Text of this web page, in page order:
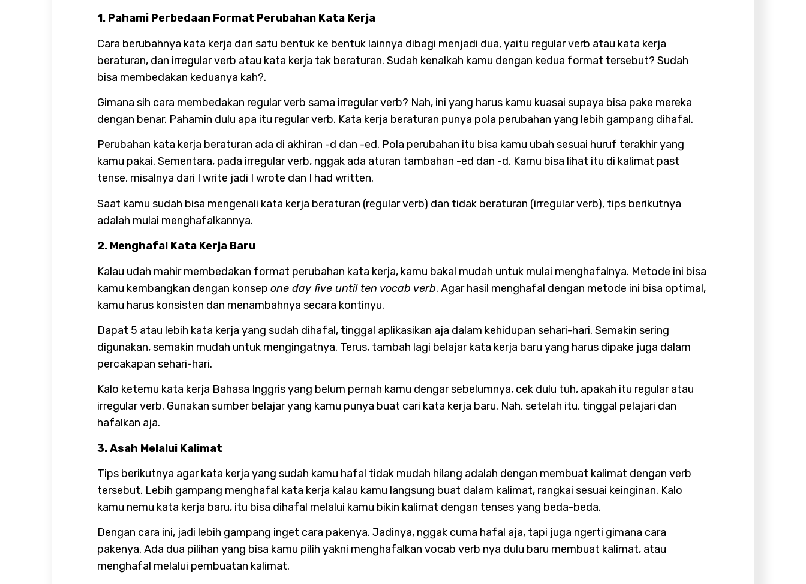
1. Pahami Perbedaan Format Perubahan Kata Kerja
Cara berubahnya kata kerja dari satu bentuk ke bentuk lainnya dibagi menjadi dua, yaitu regular verb atau kata kerja
beraturan, dan irregular verb atau kata kerja tak beraturan. Sudah kenalkah kamu dengan kedua format tersebut? Sudah
bisa membedakan keduanya kah?.
Gimana sih cara membedakan regular verb sama irregular verb? Nah, ini yang harus kamu kuasai supaya bisa pake mereka
dengan benar. Pahamin dulu apa itu regular verb. Kata kerja beraturan punya pola perubahan yang lebih gampang dihafal.
Perubahan kata kerja beraturan ada di akhiran -d dan -ed. Pola perubahan itu bisa kamu ubah sesuai huruf terakhir yang
kamu pakai. Sementara, pada irregular verb, nggak ada aturan tambahan -ed dan -d. Kamu bisa lihat itu di kalimat past
tense, misalnya dari I write jadi I wrote dan I had written.
Saat kamu sudah bisa mengenali kata kerja beraturan (regular verb) dan tidak beraturan (irregular verb), tips berikutnya
adalah mulai menghafalkannya.
2. Menghafal Kata Kerja Baru
Kalau udah mahir membedakan format perubahan kata kerja, kamu bakal mudah untuk mulai menghafalnya. Metode ini bisa
kamu kembangkan dengan konsep one day five until ten vocab verb. Agar hasil menghafal dengan metode ini bisa optimal,
kamu harus konsisten dan menambahnya secara kontinyu.
Dapat 5 atau lebih kata kerja yang sudah dihafal, tinggal aplikasikan aja dalam kehidupan sehari-hari. Semakin sering
digunakan, semakin mudah untuk mengingatnya. Terus, tambah lagi belajar kata kerja baru yang harus dipake juga dalam
percakapan sehari-hari.
Kalo ketemu kata kerja Bahasa Inggris yang belum pernah kamu dengar sebelumnya, cek dulu tuh, apakah itu regular atau
irregular verb. Gunakan sumber belajar yang kamu punya buat cari kata kerja baru. Nah, setelah itu, tinggal pelajari dan
hafalkan aja.
3. Asah Melalui Kalimat
Tips berikutnya agar kata kerja yang sudah kamu hafal tidak mudah hilang adalah dengan membuat kalimat dengan verb
tersebut. Lebih gampang menghafal kata kerja kalau kamu langsung buat dalam kalimat, rangkai sesuai keinginan. Kalo
kamu nemu kata kerja baru, itu bisa dihafal melalui kamu bikin kalimat dengan tenses yang beda-beda.
Dengan cara ini, jadi lebih gampang inget cara pakenya. Jadinya, nggak cuma hafal aja, tapi juga ngerti gimana cara
pakenya. Ada dua pilihan yang bisa kamu pilih yakni menghafalkan vocab verb nya dulu baru membuat kalimat, atau
menghafal melalui pembuatan kalimat.